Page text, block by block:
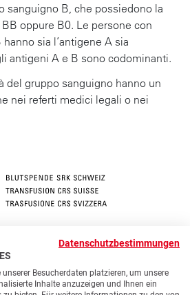
sanguigno B, che possiedono la
oppure B0. Le persone con
sia l’antigene A sia
antigeni A e B sono codominanti.
del gruppo sanguigno hanno un
nei referti medici legali o nei
dei cookie
Prescrizioni
Protezione dei dati
Impressum
Datenschutzbestimmungen
Besucherdaten platzieren, um unsere
Inhalte anzuzeigen und Ihnen ein